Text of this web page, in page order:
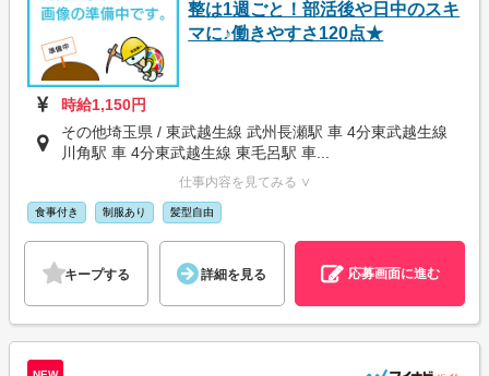
整は1週ごと！部活後や日中のスキ
マに♪働きやすさ120点★
時給1,150円
その他埼玉県 / 東武越生線 武州長瀬駅 車 4分東武越生線
川角駅 車 4分東武越生線 東毛呂駅 車...
仕事内容を見てみる ∨
食事付き 制服あり 髪型自由
キープする 詳細を見る 応募画面に進む